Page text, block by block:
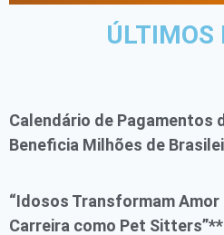
ÚLTIMOS
Calendário de Pagamentos
Beneficia Milhões de
“Idosos Transformam Amor
Carreira como Pet Sitters”**